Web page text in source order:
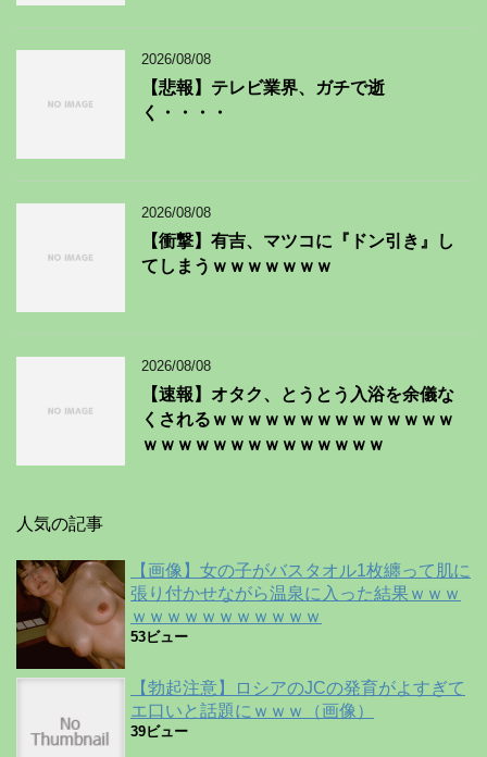
2026/08/08
【悲報】テレビ業界、ガチで逝
く・・・・
2026/08/08
【衝撃】有吉、マツコに『ドン引き』し
てしまうｗｗｗｗｗｗｗ
2026/08/08
【速報】オタク、とうとう入浴を余儀な
くされるｗｗｗｗｗｗｗｗｗｗｗｗｗｗ
ｗｗｗｗｗｗｗｗｗｗｗｗｗｗ
人気の記事
【画像】女の子がバスタオル1枚纏って肌に
張り付かせながら温泉に入った結果ｗｗｗ
ｗｗｗｗｗｗｗｗｗｗｗ
53ビュー
【勃起注意】ロシアのJCの発育がよすぎて
エ口いと話題にｗｗｗ（画像）
39ビュー